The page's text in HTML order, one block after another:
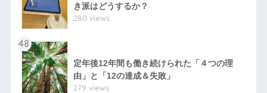
き派はどうするか？
280 views
48
定年後12年間も働き続けられた「４つの理
由」と「12の達成＆失敗」
279 views